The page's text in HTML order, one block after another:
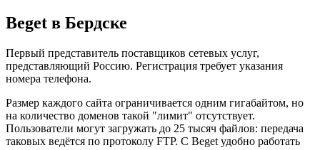
Beget в Бердске
Первый представитель поставщиков сетевых услуг,
представляющий Россию. Регистрация требует указания
номера телефона.
Размер каждого сайта ограничивается одним гигабайтом, но
на количество доменов такой "лимит" отсутствует.
Пользователи могут загружать до 25 тысяч файлов: передача
таковых ведётся по протоколу FTP. С Beget удобно работать